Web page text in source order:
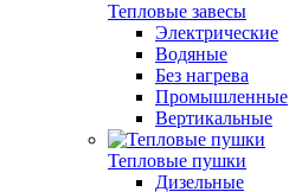
Тепловые завесы
Электрические
Водяные
Без нагрева
Промышленные
Вертикальные
Тепловые пушки
Дизельные